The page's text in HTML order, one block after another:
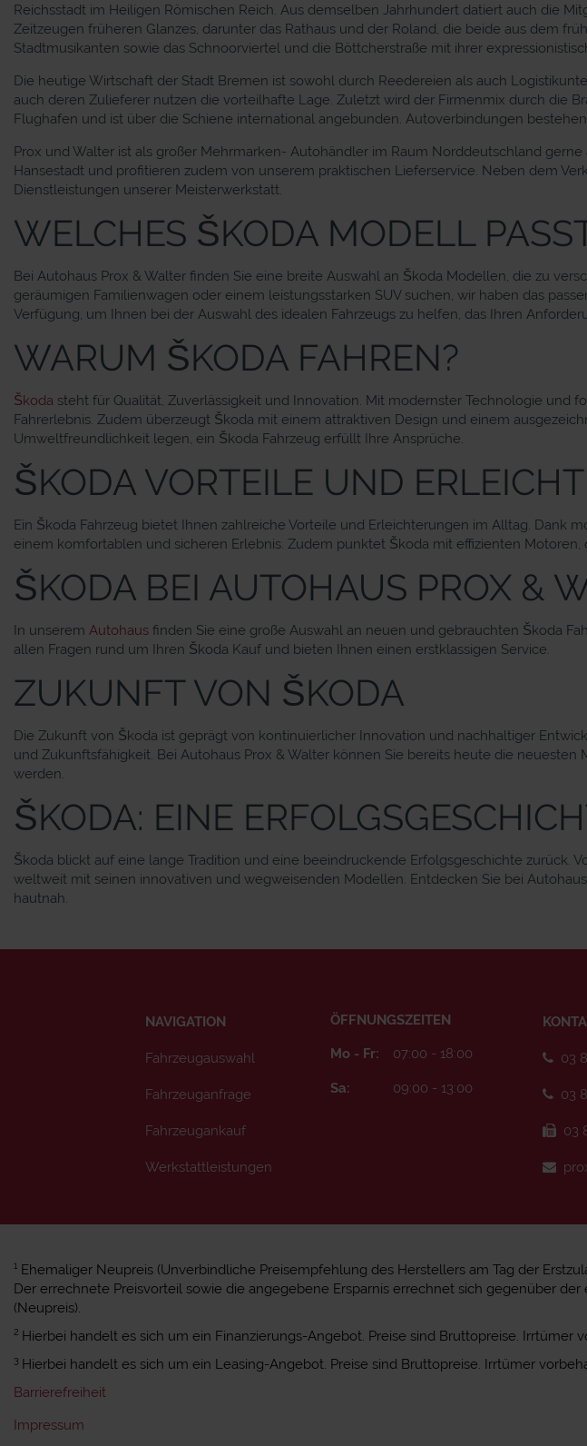
Reichsstadt im Heiligen Römischen Reich. Aus demselben Jahrhundert datiert auch die
Zeitzeugen früheren Glanzes, darunter das Rathaus und der Roland, die beide aus dem
Stadtmusikanten sowie das Schnoorviertel und die Böttcherstraße mit ihrer
Die heutige Wirtschaft der Stadt Bremen ist sowohl durch Reedereien als auch
auch deren Zulieferer nutzen die vorteilhafte Lage. Zuletzt wird der Firmenmix durch die
Flughafen und ist über die Schiene international angebunden. Autoverbindungen
Prox und Walter ist als großer Mehrmarken- Autohändler im Raum Norddeutschland
Hansestadt und profitieren zudem von unserem praktischen Lieferservice. Neben dem
Dienstleistungen unserer Meisterwerkstatt.
WELCHES ŠKODA MODELL
Bei Autohaus Prox & Walter finden Sie eine breite Auswahl an Škoda Modellen, die zu
geräumigen Familienwagen oder einem leistungsstarken SUV suchen, wir haben das
Verfügung, um Ihnen bei der Auswahl des idealen Fahrzeugs zu helfen, das Ihren
WARUM ŠKODA FAHREN?
Škoda steht für Qualität, Zuverlässigkeit und Innovation. Mit modernster Technologie und
Fahrerlebnis. Zudem überzeugt Škoda mit einem attraktiven Design und einem
Umweltfreundlichkeit legen, ein Škoda Fahrzeug erfüllt Ihre Ansprüche.
ŠKODA VORTEILE UND
Ein Škoda Fahrzeug bietet Ihnen zahlreiche Vorteile und Erleichterungen im Alltag. Dank
einem komfortablen und sicheren Erlebnis. Zudem punktet Škoda mit effizienten
ŠKODA BEI AUTOHAUS PROX &
In unserem Autohaus finden Sie eine große Auswahl an neuen und gebrauchten Škoda
allen Fragen rund um Ihren Škoda Kauf und bieten Ihnen einen erstklassigen Service.
ZUKUNFT VON ŠKODA
Die Zukunft von Škoda ist geprägt von kontinuierlicher Innovation und nachhaltiger
und Zukunftsfähigkeit. Bei Autohaus Prox & Walter können Sie bereits heute die
werden.
ŠKODA: EINE
Škoda blickt auf eine lange Tradition und eine beeindruckende Erfolgsgeschichte zurück.
weltweit mit seinen innovativen und wegweisenden Modellen. Entdecken Sie bei
hautnah.
NAVIGATION
Fahrzeugauswahl
Fahrzeuganfrage
Fahrzeugankauf
Werkstattleistungen
ÖFFNUNGSZEITEN
Mo - Fr: 07:00 - 18:00
Sa: 09:00 - 13:00
03
03
03
1 Ehemaliger Neupreis (Unverbindliche Preisempfehlung des Herstellers am Tag der
Der errechnete Preisvorteil sowie die angegebene Ersparnis errechnet sich gegenüber
(Neupreis).
2 Hierbei handelt es sich um ein Finanzierungs-Angebot. Preise sind Bruttopreise. Irrtümer
3 Hierbei handelt es sich um ein Leasing-Angebot. Preise sind Bruttopreise. Irrtümer
Barrierefreiheit
Impressum